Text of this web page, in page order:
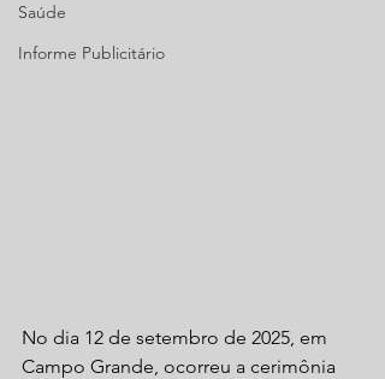
Saúde
Informe Publicitário
No dia 12 de setembro de 2025, em
Campo Grande, ocorreu a cerimônia